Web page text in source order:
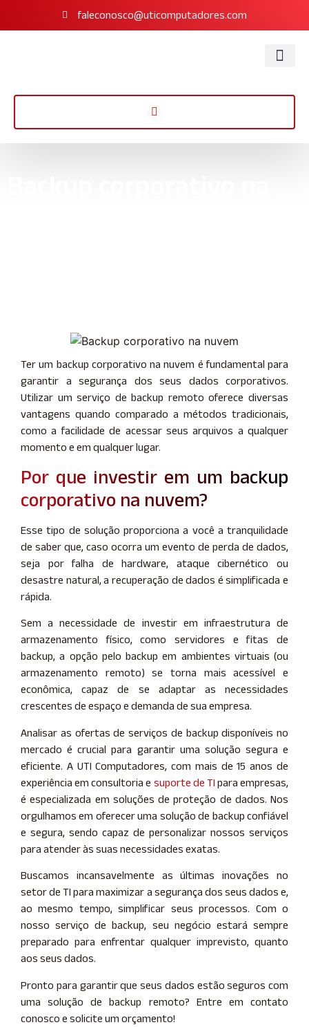
faleconosco@uticomputadores.com
Ter um backup corporativo na nuvem é fundamental para
garantir a segurança dos seus dados corporativos.
Utilizar um serviço de backup remoto oferece diversas
vantagens quando comparado a métodos tradicionais,
como a facilidade de acessar seus arquivos a qualquer
momento e em qualquer lugar.
Por que investir em um backup
corporativo na nuvem?
Esse tipo de solução proporciona a você a tranquilidade
de saber que, caso ocorra um evento de perda de dados,
seja por falha de hardware, ataque cibernético ou
desastre natural, a recuperação de dados é simplificada e
rápida.
Sem a necessidade de investir em infraestrutura de
armazenamento físico, como servidores e fitas de
backup, a opção pelo backup em ambientes virtuais (ou
armazenamento remoto) se torna mais acessível e
econômica, capaz de se adaptar as necessidades
crescentes de espaço e demanda de sua empresa.
Analisar as ofertas de serviços de backup disponíveis no
mercado é crucial para garantir uma solução segura e
eficiente. A UTI Computadores, com mais de 15 anos de
experiência em consultoria e suporte de TI para empresas,
é especializada em soluções de proteção de dados. Nos
orgulhamos em oferecer uma solução de backup confiável
e segura, sendo capaz de personalizar nossos serviços
para atender às suas necessidades exatas.
Buscamos incansavelmente as últimas inovações no
setor de TI para maximizar a segurança dos seus dados e,
ao mesmo tempo, simplificar seus processos. Com o
nosso serviço de backup, seu negócio estará sempre
preparado para enfrentar qualquer imprevisto, quanto
aos seus dados.
Pronto para garantir que seus dados estão seguros com
uma solução de backup remoto? Entre em contato
conosco e solicite um orçamento!